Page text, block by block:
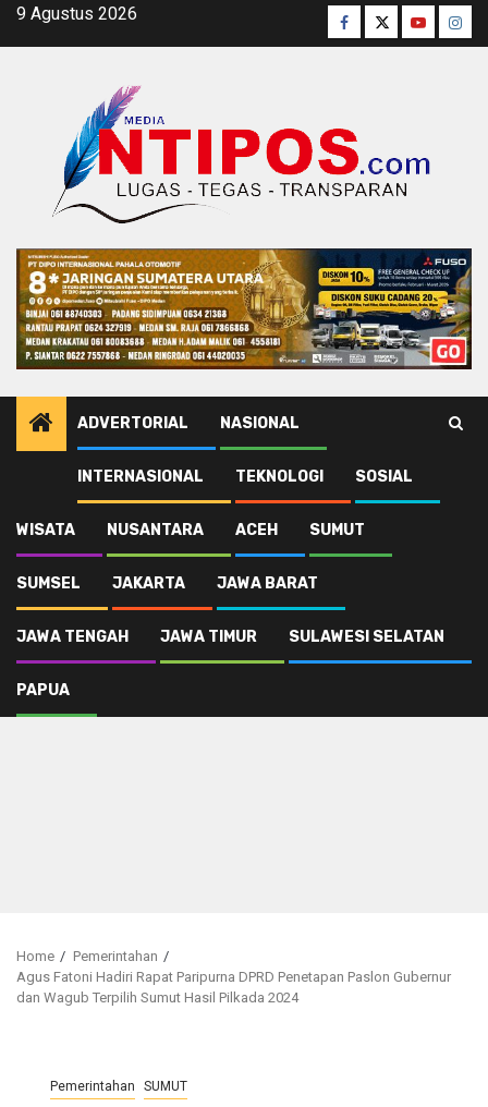
Skip9 Agustus 2026 Facebook
TwitterYoutube
ADVERTORIAL NASIONAL
INTERNASIONAL TEKNOLOGI SOSIAL
WISATA NUSANTARA ACEH SUMUT
SUMSEL JAKARTA JAWA BARAT
JAWA TENGAH JAWA TIMUR SULAWESI SELATAN
PAPUA
Home
Pemerintahan
Agus Fatoni Hadiri Rapat Paripurna DPRD Penetapan Paslon Gubernur
dan Wagub Terpilih Sumut Hasil Pilkada 2024
Pemerintahan SUMUT